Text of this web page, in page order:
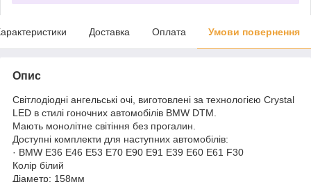
Доставка Оплата Умови повернення
Опис
Світлодіодні ангельські очі, виготовлені за технологією Crystal
LED в стилі гоночних автомобілів BMW DTM.
Мають монолітне світіння без прогалин.
Доступні комплекти для наступних автомобілів:
· BMW Е36 E46 E53 E70 E90 E91 E39 E60 E61 F30
Колір білий
Діаметр: 158мм